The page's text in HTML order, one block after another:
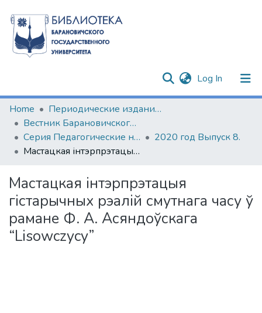
Log In (current)
Communities & Collections
All of DSpace
Statistics
Home
Периодические издания БарГУ
Вестник Барановичского государственного университета
Серия Педагогические науки. Психологические науки. Филологические науки (литературоведение)
2020 год Выпуск 8.
Мастацкая інтэрпрэтацыя гістарычных рэалій смутнага часу ў рамане Ф. А. Асяндоўскага “Lisowczycy”
Мастацкая інтэрпрэтацыя
гістарычных рэалій смутнага часу ў
рамане Ф. А. Асяндоўскага
“Lisowczycy”